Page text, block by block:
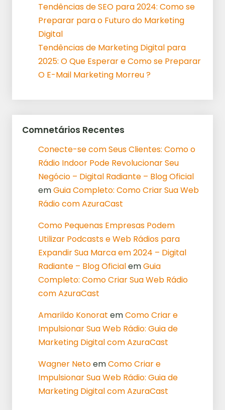
Tendências de SEO para 2024: Como se
Preparar para o Futuro do Marketing
Digital
Tendências de Marketing Digital para
2025: O Que Esperar e Como se Preparar
O E-Mail Marketing Morreu ?
Comnetários Recentes
Conecte-se com Seus Clientes: Como o
Rádio Indoor Pode Revolucionar Seu
Negócio – Digital Radiante – Blog Oficial
emGuia Completo: Como Criar Sua Web
Rádio com AzuraCast
Como Pequenas Empresas Podem
Utilizar Podcasts e Web Rádios para
Expandir Sua Marca em 2024 – Digital
Radiante – Blog OficialemGuia
Completo: Como Criar Sua Web Rádio
com AzuraCast
Amarildo Konorat emComo Criar e
Impulsionar Sua Web Rádio: Guia de
Marketing Digital com AzuraCast
Wagner NetoemComo Criar e
Impulsionar Sua Web Rádio: Guia de
Marketing Digital com AzuraCast